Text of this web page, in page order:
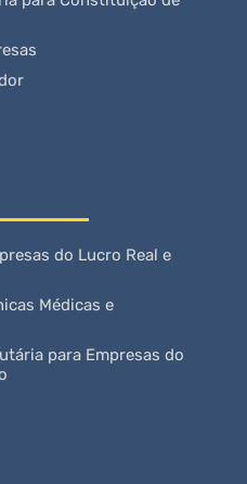
do Lucro Real e
Médicas e
para Empresas do